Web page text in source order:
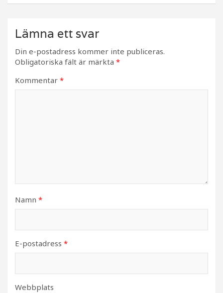
Lämna ett svar
Din e-postadress kommer inte publiceras.
Obligatoriska fält är märkta *
Kommentar *
Namn *
E-postadress *
Webbplats